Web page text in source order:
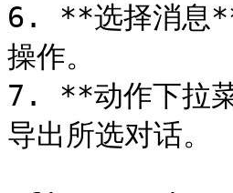
6. **选择消息**
操作。
7. **动作下拉
导出所选对话。